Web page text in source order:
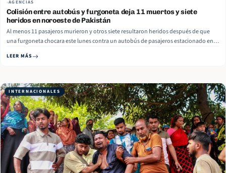
AGENCIAS
Colisión entre autobús y furgoneta deja 11 muertos y siete
heridos en noroeste de Pakistán
Al menos 11 pasajeros murieron y otros siete resultaron heridos después de que
una furgoneta chocara este lunes contra un autobús de pasajeros estacionado en la
del país, informaron funcionarios de rescate. El accidente ocurrió cerca… Read More
LEER MÁS
INTERNACIONALES